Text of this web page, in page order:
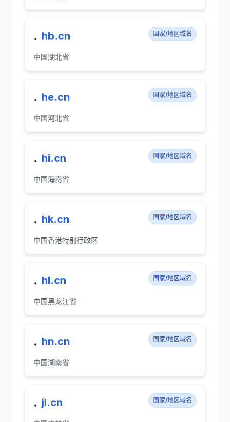
. hb.cn 国家/地区域名
中国湖北省
. he.cn 国家/地区域名
中国河北省
. hi.cn 国家/地区域名
中国海南省
. hk.cn 国家/地区域名
中国香港特别行政区
. hl.cn 国家/地区域名
中国黑龙江省
. hn.cn 国家/地区域名
中国湖南省
. jl.cn 国家/地区域名